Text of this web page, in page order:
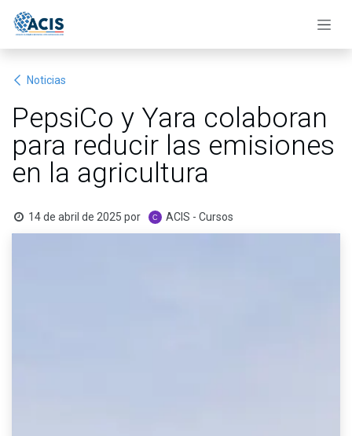
Noticias
PepsiCo y Yara colaboran
para reducir las emisiones
en la agricultura
14 de abril de 2025 por ACIS - Cursos